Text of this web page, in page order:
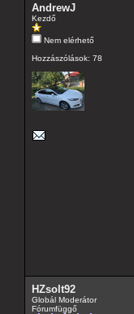
AndrewJ
Kezdő
Nem elérhető
Hozzászólások: 78
HZsolt92
Globál Moderátor
Fórumfüggő